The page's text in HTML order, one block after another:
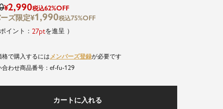
¥2,990税込62%OFF
¥1,990税込75%OFF
27 を進呈
格で購入するには メンバーズ登録が必要です
商品番号
ef-fu-129
カートに入れる